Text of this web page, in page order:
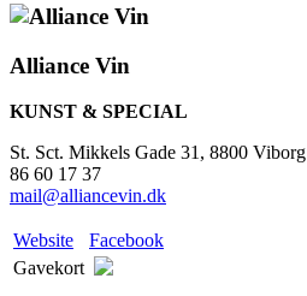
Alliance Vin
KUNST & SPECIAL
St. Sct. Mikkels Gade 31, 8800 Viborg
86 60 17 37
mail@alliancevin.dk
Website
Facebook
Gavekort